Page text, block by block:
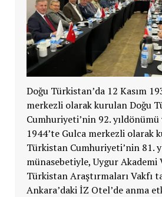
Doğu Türkistan’da 12 Kasım
merkezli olarak kurulan Doğu
Cumhuriyeti’nin 92. yıldönümü
1944’te Gulca merkezli olarak
Türkistan Cumhuriyeti’nin 81.
münasebetiyle, Uygur Akademi
Türkistan Araştırmaları Vakfı
Ankara’daki İZ Otel’de anma